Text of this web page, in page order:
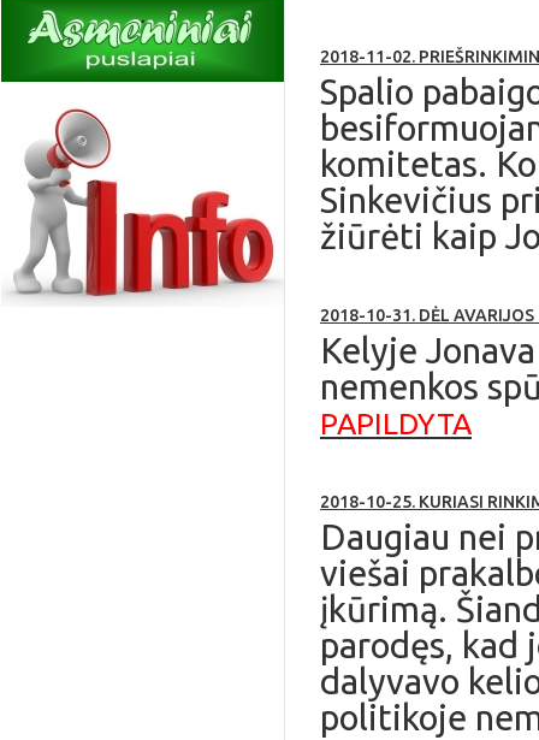
2018-11-02.
Spalio
komitetas.
Sinkevičius
žiūrėti kaip
2018-10-31. DĖL AVARIJOS
Kelyje
nemenkos
PAPILDYTA
2018-10-25. KURIASI
Daugiau nei
viešai
įkūrimą.
parodęs, kad
dalyvavo
politikoje